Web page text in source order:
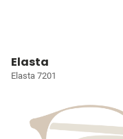
Elasta
Elasta 7201